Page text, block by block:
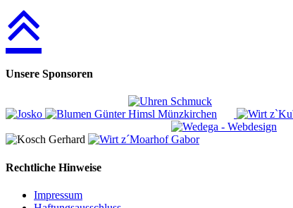
Unsere Sponsoren
Rechtliche Hinweise
Impressum